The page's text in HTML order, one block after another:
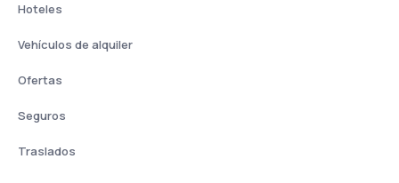
Hoteles
Vehículos de alquiler
Ofertas
Seguros
Traslados